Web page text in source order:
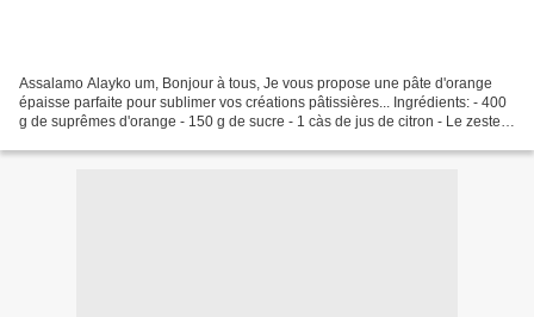
Assalamo Alayko um, Bonjour à tous, Je vous propose une pâte d'orange
épaisse parfaite pour sublimer vos créations pâtissières... Ingrédients: - 400
g de suprêmes d'orange - 150 g de sucre - 1 càs de jus de citron - Le zeste